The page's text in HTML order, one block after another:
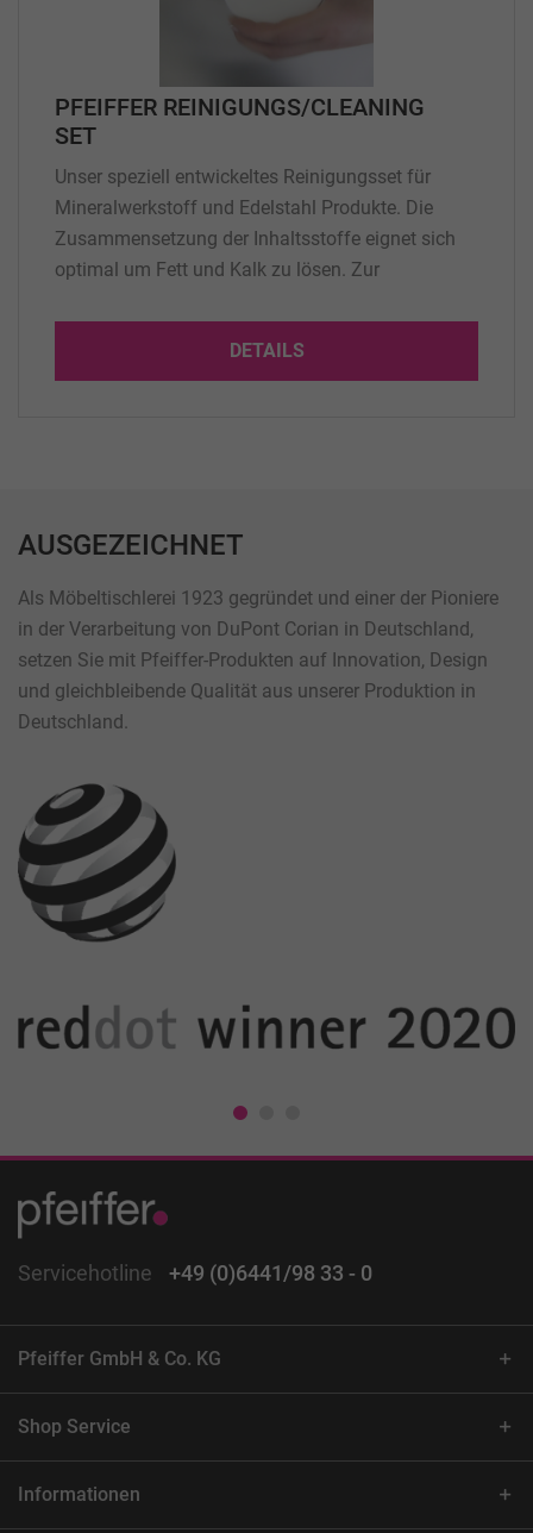
PFEIFFER REINIGUNGS/CLEANING
SET
Unser speziell entwickeltes Reinigungsset für
Mineralwerkstoff und Edelstahl Produkte. Die
Zusammensetzung der Inhaltsstoffe eignet sich
optimal um Fett und Kalk zu lösen. Zur
Reinigungsschwämme. Die speziellen Microfasern
DETAILS
AUSGEZEICHNET
Als Möbeltischlerei 1923 gegründet und einer der Pioniere
in der Verarbeitung von DuPont Corian in Deutschland,
setzen Sie mit Pfeiffer-Produkten auf Innovation, Design
und gleichbleibende Qualität aus unserer Produktion in
Deutschland.
Servicehotline +49 (0)6441/98 33 - 0
Pfeiffer GmbH & Co. KG
Shop Service
Informationen